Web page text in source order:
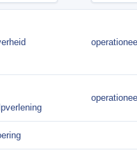
operationeel
operationeel